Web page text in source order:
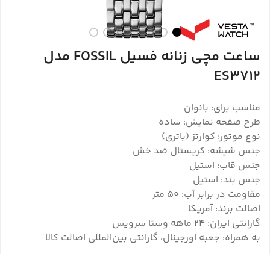
ساعت مچی زنانه فسیل FOSSIL مدل
ES3712
مناسب برای: بانوان
طرح صفحه نمایش: ساده
نوع موتور: کوارتز (باتری)
جنس شیشه: کریستال ضد خش
جنس قاب: استیل
جنس بند: استیل
مقاومت در برابر آب: ۵۰ متر
اصالت برند: آمریکا
گارانتی ایران: ۲۴ ماهه وستا سرویس
به همراه: جعبه اورجینال، گارانتی بین‌المللی اصالت کالا